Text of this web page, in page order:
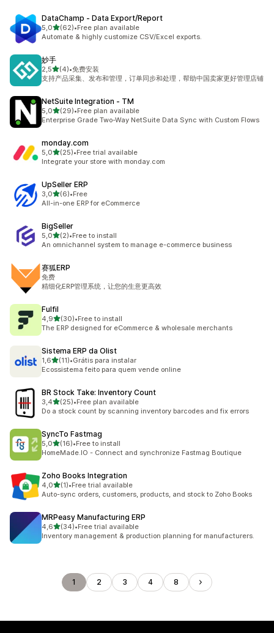
DataChamp ‑ Data Export/Report
5,0de 5 estrelas
(62)
62 total de avaliações
•Free plan available
Automate & highly customize CSV/Excel exports.
妙手
2,5de 5 estrelas
(4)
4 total de avaliações
•免费安装
支持产品采集、发布和管理，订单同步和处理，帮助中国卖家更好管理店铺
NetSuite Integration ‑ TM
5,0de 5 estrelas
(29)
29 total de avaliações
•Free plan available
Enterprise Grade Two-Way NetSuite Data Sync with Custom Flows
monday.com
5,0de 5 estrelas
(25)
25 total de avaliações
•Free trial available
Integrate your store with monday.com
UpSeller ERP
3,0de 5 estrelas
(6)
6 total de avaliações
•Free
All-in-one ERP for eCommerce
BigSeller
5,0de 5 estrelas
(2)
2 total de avaliações
•Free to install
An omnichannel system to manage e-commerce business
赛狐ERP
免费
精细化ERP管理系统，让您的生意更高效
Fulfil
4,9de 5 estrelas
(30)
30 total de avaliações
•Free to install
The ERP designed for eCommerce & wholesale merchants
Sistema ERP da Olist
1,6de 5 estrelas
(11)
11 total de avaliações
•Grátis para instalar
Ecossistema feito para quem vende online
BR Stock Take: Inventory Count
3,4de 5 estrelas
(25)
25 total de avaliações
•Free plan available
Do a stock count by scanning inventory barcodes and fix errors
SyncTo Fastmag
5,0de 5 estrelas
(16)
16 total de avaliações
•Free to install
HomeMade.IO - Connect and synchronize Fastmag Boutique
Zoho Books Integration
4,0de 5 estrelas
(1)
1 total de avaliações
•Free trial available
Auto-sync orders, customers, products, and stock to Zoho Books
MRPeasy Manufacturing ERP
4,6de 5 estrelas
(34)
34 total de avaliações
•Free trial available
Inventory management & production planning for manufacturers.
1 2 3 4 8